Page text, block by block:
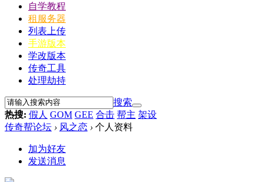
自学教程
租服务器
列表上传
手游版本
学改版本
传奇工具
处理劫持
搜索
热搜: 假人 GOM GEE 合击 帮主 架设
传奇帮论坛 › 风之恋 › 个人资料
加为好友
发送消息